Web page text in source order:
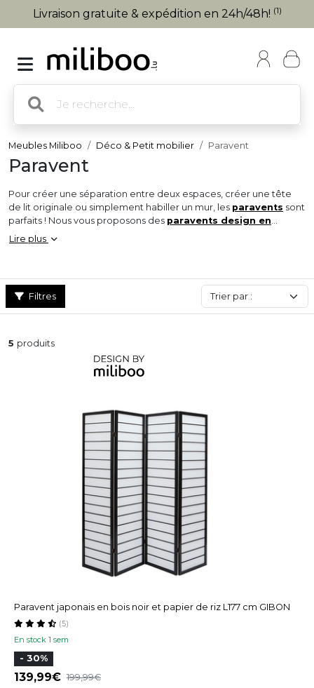
Livraison gratuite & expédition en 24h/48h! (1)
Meubles Miliboo Déco & Petit mobilier Paravent
Paravent
Pour créer une séparation entre deux espaces, créer une tête
de lit originale ou simplement habiller un mur, les paravents sont
parfaits ! Nous vous proposons des paravents design en
bambou
intérieur comme bon vous semble !
Lire plus
Filtres
5 produits
Paravent japonais en bois noir et papier de riz L177 cm GIBON
En stock 1 sem
(5)
- 30%
139,99 199,99